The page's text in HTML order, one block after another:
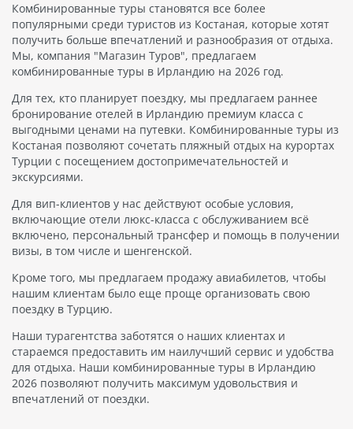
Комбинированные туры становятся все более
популярными среди туристов из Костаная, которые хотят
получить больше впечатлений и разнообразия от отдыха.
Мы, компания "Магазин Туров", предлагаем
комбинированные туры в Ирландию на 2026 год.
Для тех, кто планирует поездку, мы предлагаем раннее
бронирование отелей в Ирландию премиум класса с
выгодными ценами на путевки. Комбинированные туры из
Костаная позволяют сочетать пляжный отдых на курортах
Турции с посещением достопримечательностей и
экскурсиями.
Для вип-клиентов у нас действуют особые условия,
включающие отели люкс-класса с обслуживанием всё
включено, персональный трансфер и помощь в получении
визы, в том числе и шенгенской.
Кроме того, мы предлагаем продажу авиабилетов, чтобы
нашим клиентам было еще проще организовать свою
поездку в Турцию.
Наши турагентства заботятся о наших клиентах и
стараемся предоставить им наилучший сервис и удобства
для отдыха. Наши комбинированные туры в Ирландию
2026 позволяют получить максимум удовольствия и
впечатлений от поездки.